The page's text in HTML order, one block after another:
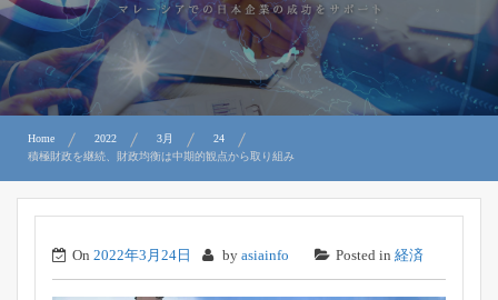
お問合せ
Home 2022 3月
24
積極財政を継続、財政均衡は中期的観点から取り組み
On 2022年3月24日 by asiainfo Posted in 経済